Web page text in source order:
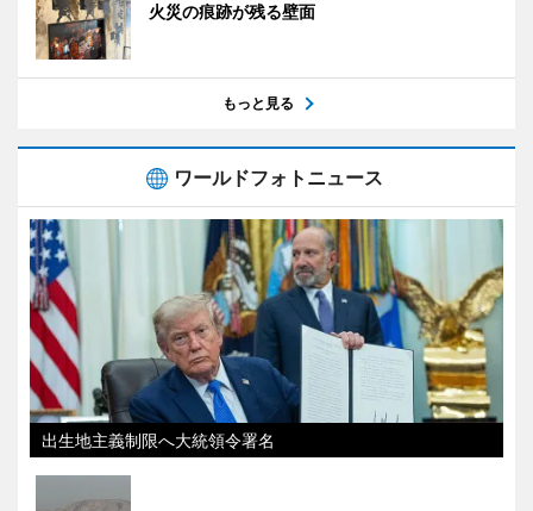
火災の痕跡が残る壁面
もっと見る
ワールドフォトニュース
出生地主義制限へ大統領令署名